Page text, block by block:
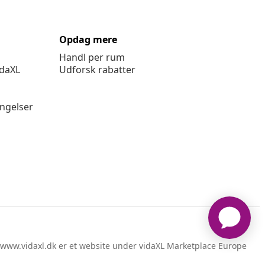
Opdag mere
Handl per rum
Udforsk rabatter
er et website under vidaXL Marketplace Europe